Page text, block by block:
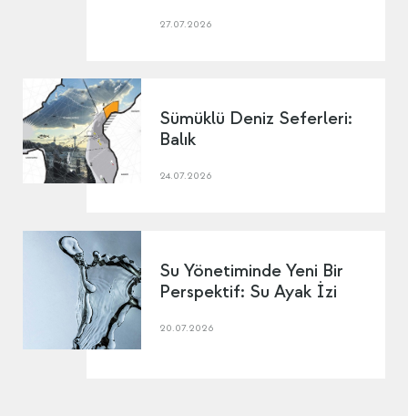
27.07.2026
Sümüklü Deniz Seferleri:
Balık
24.07.2026
Su Yönetiminde Yeni Bir
Perspektif: Su Ayak İzi
20.07.2026